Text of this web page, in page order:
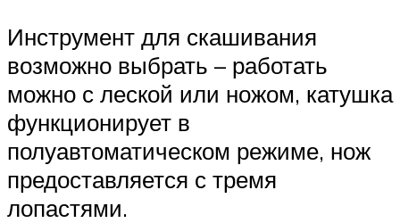
Инструмент для скашивания
возможно выбрать – работать
можно с леской или ножом, катушка
функционирует в
полуавтоматическом режиме, нож
предоставляется с тремя
лопастями.